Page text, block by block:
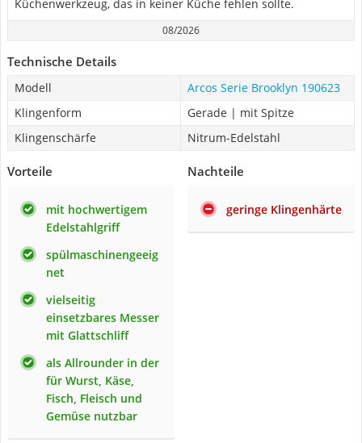
Küchenwerkzeug, das in keiner Küche fehlen sollte.
08/2026
Technische Details
Modell
Arcos Serie Brooklyn 190623
Klingenform
Gerade | mit Spitze
Klingenschärfe
Nitrum-Edelstahl
Vorteile
mit hochwertigem
Edelstahlgriff
spülmaschinengeeig
net
vielseitig
einsetzbares Messer
mit Glattschliff
als Allrounder in der
für Wurst, Käse,
Fisch, Fleisch und
Gemüse nutzbar
Nachteile
geringe Klingenhärte